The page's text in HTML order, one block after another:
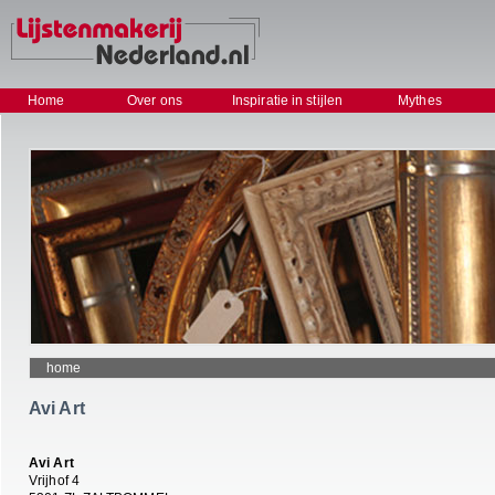
Home Over ons Inspiratie in stijlen Mythes
home
Avi Art
Avi Art
Vrijhof 4